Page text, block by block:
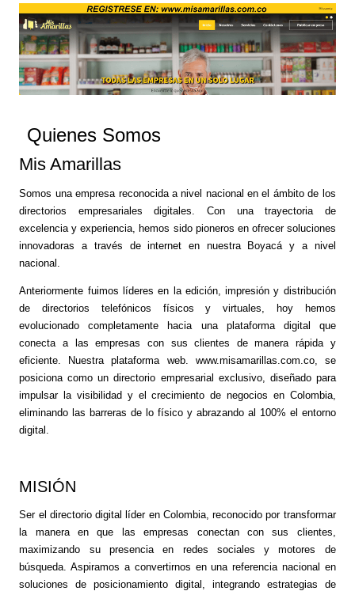
Quienes Somos
Mis Amarillas
Somos una empresa reconocida a nivel nacional en el ámbito de los
directorios empresariales digitales. Con una trayectoria de
excelencia y experiencia, hemos sido pioneros en ofrecer soluciones
innovadoras a través de internet en nuestra Boyacá y a nivel
nacional.
Anteriormente fuimos líderes en la edición, impresión y distribución
de directorios telefónicos físicos y virtuales, hoy hemos
evolucionado completamente hacia una plataforma digital que
conecta a las empresas con sus clientes de manera rápida y
eficiente. Nuestra plataforma web. www.misamarillas.com.co, se
posiciona como un directorio empresarial exclusivo, diseñado para
impulsar la visibilidad y el crecimiento de negocios en Colombia,
eliminando las barreras de lo físico y abrazando al 100% el entorno
digital.
MISIÓN
Ser el directorio digital líder en Colombia, reconocido por transformar
la manera en que las empresas conectan con sus clientes,
maximizando su presencia en redes sociales y motores de
búsqueda. Aspiramos a convertirnos en una referencia nacional en
soluciones de posicionamiento digital, integrando estrategias de